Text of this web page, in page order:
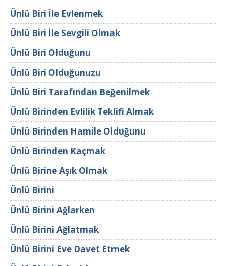
Ünlü Biri İle Evlenmek
Ünlü Biri İle Sevgili Olmak
Ünlü Biri Olduğunu
Ünlü Biri Olduğunuzu
Ünlü Biri Tarafından Beğenilmek
Ünlü Birinden Evlilik Teklifi Almak
Ünlü Birinden Hamile Olduğunu
Ünlü Birinden Kaçmak
Ünlü Birine Aşık Olmak
Ünlü Birini
Ünlü Birini Ağlarken
Ünlü Birini Ağlatmak
Ünlü Birini Eve Davet Etmek